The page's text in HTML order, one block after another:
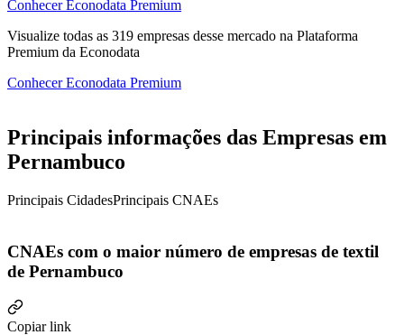
Conhecer Econodata Premium
Visualize todas as 319 empresas desse mercado na Plataforma
Premium da Econodata
Conhecer Econodata Premium
Principais informações das Empresas em
Pernambuco
Principais CidadesPrincipais CNAEs
CNAEs com o maior número de empresas de textil
de Pernambuco
Copiar link